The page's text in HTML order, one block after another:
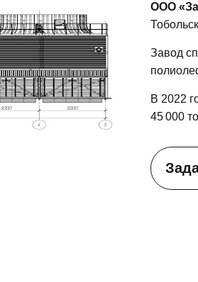
ООО
Завод
В 2022
45 000